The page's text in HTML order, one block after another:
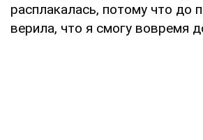
расплакалась, потому что до
верила, что я смогу вовремя